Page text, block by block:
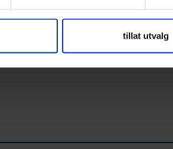
tillat utvalg